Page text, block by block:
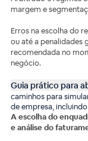
margem e
Erros na escolha do
ou até a penalidades
recomendada no
negócio.
Guia prático para
caminhos para
de empresa,
A escolha do
e análise do